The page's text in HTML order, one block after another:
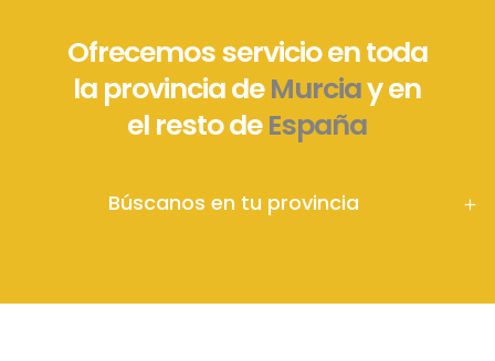
Ofrecemos servicio en toda
la provincia deMurciay en
el resto deEspaña
Búscanos en tu provincia